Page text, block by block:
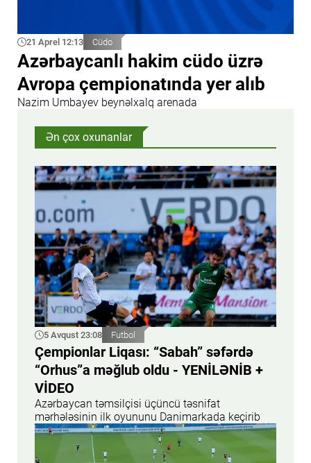
21 Aprel 12:13 Cüdo
Azərbaycanlı hakim cüdo üzrə
Avropa çempionatında yer alıb
Nazim Umbayev beynəlxalq arenada
Ən çox oxunanlar
5 Avqust 23:08 Futbol
Çempionlar Liqası: “Sabah” səfərdə
“Orhus”a məğlub oldu - YENİLƏNİB +
VİDEO
Azərbaycan təmsilçisi üçüncü təsnifat
mərhələsinin ilk oyununu Danimarkada keçirib